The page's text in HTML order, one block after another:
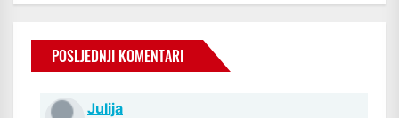
POSLJEDNJI KOMENTARI
Julija